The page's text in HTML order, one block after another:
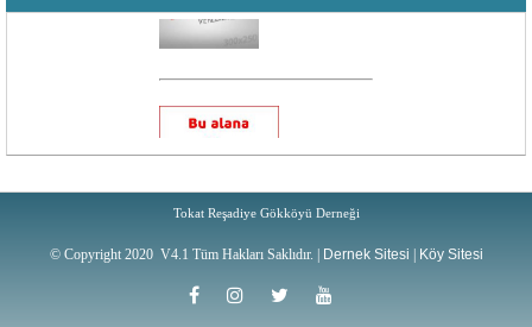
Tokat Reşadiye Gökköyü Derneği
© Copyright 2020 V4.1 Tüm Hakları Saklıdır. | Dernek Sitesi | Köy Sitesi